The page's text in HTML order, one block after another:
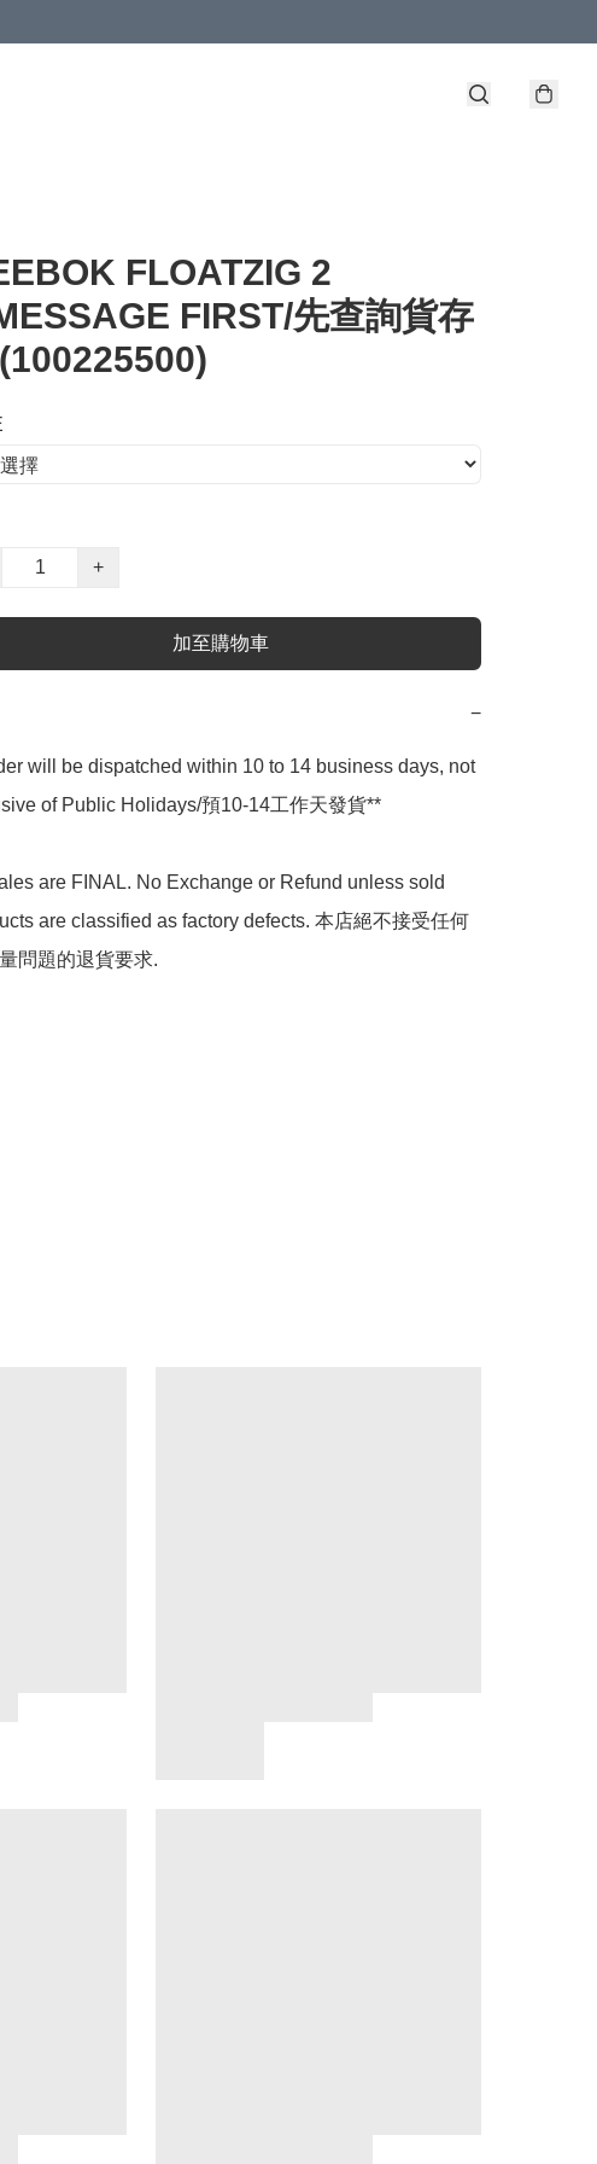
FLOATZIG 2
FIRST/先查詢貨存
+
加至購物車
−
will be dispatched within 10 to 14 business days, not
of Public Holidays/預10-14工作天發貨**
are FINAL. No Exchange or Refund unless sold
are classified as factory defects. 本店絕不接受任何
問題的退貨要求.